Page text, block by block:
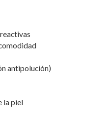
antipolución)
la piel